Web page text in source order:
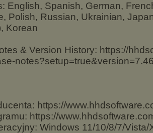
English, Spanish, German,
Polish, Russian, Ukrainian,
Korean
& Version History: https://
https://
https://
Windows 11/10/8/7/Vista/